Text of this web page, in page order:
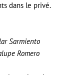
dans le privé.
Sarmiento
Romero